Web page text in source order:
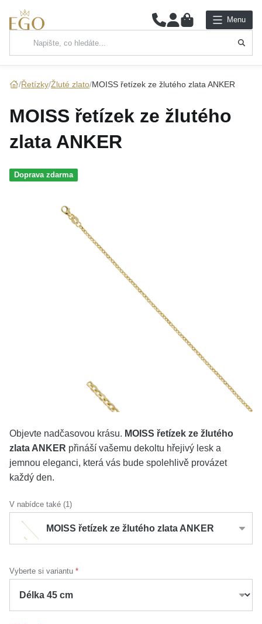
0 Menu
Hlavní kategorie
Slovensko
Řetízky Žluté zlato MOISS řetízek ze žlutého zlata ANKER
MOISS řetízek ze žlutého
zlata ANKER
Doprava zdarma
Objevte nadčasovou krásu. MOISS řetízek ze žlutého
zlata ANKER přináší vašemu dekoltu hřejivý lesk a
jemnou eleganci, která vás bude spolehlivě provázet
každý den.
V nabídce také (1)
MOISS řetízek ze žlutého zlata ANKER
Vyberte si variantu